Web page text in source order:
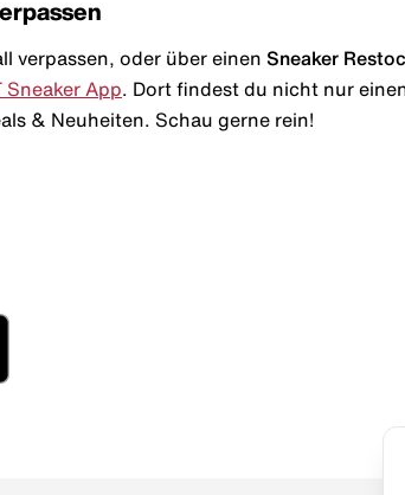
verpassen, oder über einen Sneaker
Sneaker App . Dort findest du nicht nur
& Neuheiten. Schau gerne rein!